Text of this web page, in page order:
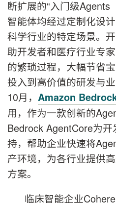
断扩展的“入门级Agents
智能体均经过定制化设
科学行业的特定场景。
助开发者和医疗行业专
的繁琐过程，大幅节省
投入到高价值的研发与
10月， Amazon
用，作为一款创新的
Bedrock AgentCore为
持，帮助企业快速将
产环境，为各行业提供
方案。
临床智能企业